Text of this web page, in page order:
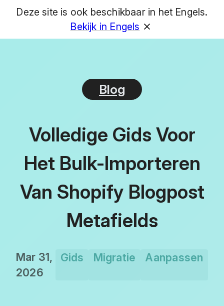
GET
Blog
Volledige Gids Voor
Het Bulk-Importeren
Van Shopify Blogpost
Metafields
Mar 31,
2026
Gids Migratie Aanpassen
Deze site is ook beschikbaar in het Engels.
Bekijk in Engels